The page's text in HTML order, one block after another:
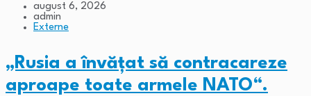
august 6, 2026
admin
Externe
„Rusia a învățat să contracareze
aproape toate armele NATO“.